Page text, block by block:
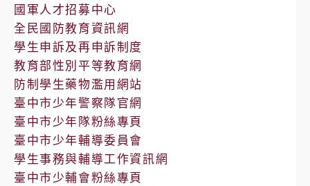
國軍人才招募中心
全民國防教育資訊網
學生申訴及再申訴制度
教育部性別平等教育網
防制學生藥物濫用網站
臺中市少年警察隊官網
臺中市少年隊粉絲專頁
臺中市少年輔導委員會
學生事務與輔導工作資訊網
臺中市少輔會粉絲專頁